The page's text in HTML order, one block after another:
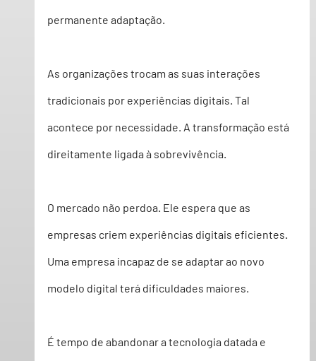
permanente adaptação.
As organizações trocam as suas interações
tradicionais por experiências digitais. Tal
acontece por necessidade. A transformação está
direitamente ligada à sobrevivência.
O mercado não perdoa. Ele espera que as
empresas criem experiências digitais eficientes.
Uma empresa incapaz de se adaptar ao novo
modelo digital terá dificuldades maiores.
É tempo de abandonar a tecnologia datada e